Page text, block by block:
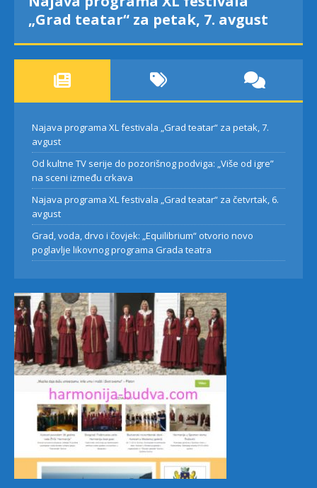
„Grad teatar“ za petak, 7. avgust
Najava programa XL festivala „Grad teatar“ za petak, 7.
avgust
Od kultne TV serije do pozorišnog podviga: „Više od igre”
na sceni između crkava
Najava programa XL festivala „Grad teatar“ za četvrtak, 6.
avgust
Grad, voda, drvo i čovjek: „Equilibrium“ otvorio novo
poglavlje likovnog programa Grada teatra